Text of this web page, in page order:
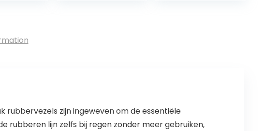
zijn ingeweven om de essentiële
rubberen lijn zelfs bij regen zonder meer gebruiken,